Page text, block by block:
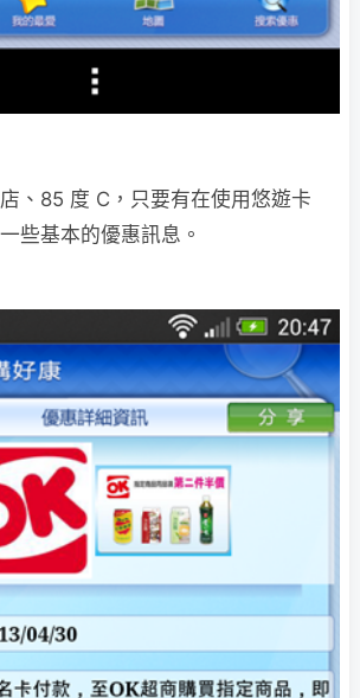
、85 度 C，只要有在使用悠遊卡
些基本的優惠訊息。